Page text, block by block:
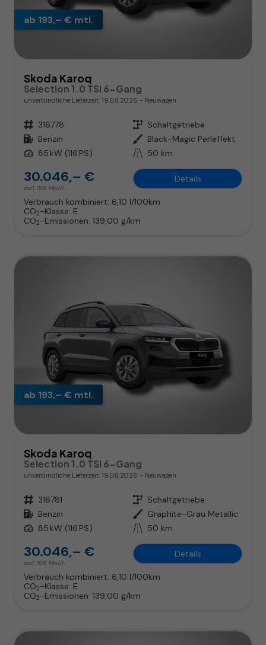
ab 193,– € mtl.
Skoda Karoq
Selection 1.0 TSI 6-Gang
unverbindliche Lieferzeit: 19.08.2026 Neuwagen
Fahrzeugnr. 316778 Getriebe Schaltgetriebe
Kraftstoff Benzin Außenfarbe Black-Magic Perleffekt
Leistung 85 kW (116 PS) Kilometerstand 50 km
30.046,– €
incl. 19% MwSt.
Details
Verbrauch kombiniert: 6,10 l/100km
CO2-Klasse: E
CO2-Emissionen: 139,00 g/km
ab 193,– € mtl.
Skoda Karoq
Selection 1.0 TSI 6-Gang
unverbindliche Lieferzeit: 19.08.2026 Neuwagen
Fahrzeugnr. 316781 Getriebe Schaltgetriebe
Kraftstoff Benzin Außenfarbe Graphite-Grau Metallic
Leistung 85 kW (116 PS) Kilometerstand 50 km
30.046,– €
incl. 19% MwSt.
Details
Verbrauch kombiniert: 6,10 l/100km
CO2-Klasse: E
CO2-Emissionen: 139,00 g/km